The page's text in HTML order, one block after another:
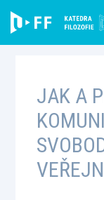
content
JAK A